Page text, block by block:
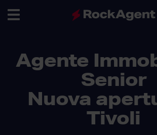
navigation
Agente
Senior
Nuova
Tivoli